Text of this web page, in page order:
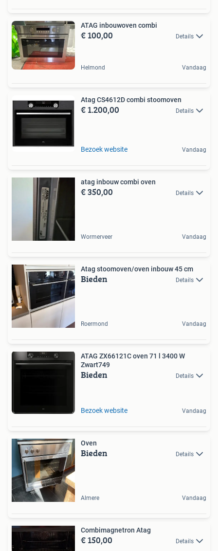
ATAG inbouwoven combi
€ 100,00 Details
Helmond Vandaag
Atag CS4612D combi stoomoven
€ 1.200,00 Details
Bezoek website Vandaag
atag inbouw combi oven
€ 350,00 Details
Wormerveer Vandaag
Atag stoomoven/oven inbouw 45 cm
Bieden Details
Roermond Vandaag
ATAG ZX66121C oven 71 l 3400 W
Zwart749
Bieden Details
Bezoek website Vandaag
Oven
Bieden Details
Almere Vandaag
Combimagnetron Atag
€ 150,00 Details